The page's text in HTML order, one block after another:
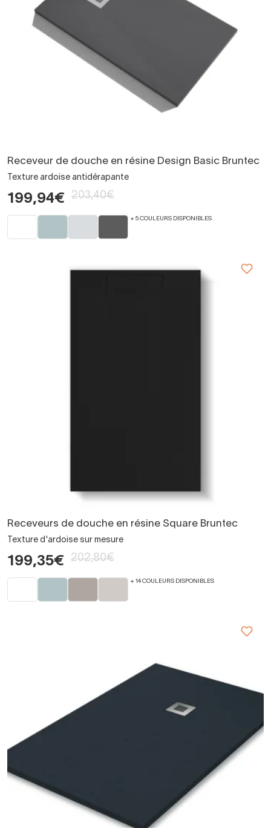
Receveur de douche en résine Design Basic Bruntec
Texture ardoise antidérapante
199,94€ 203,40€
+ 5 COULEURS DISPONIBLES
Receveurs de douche en résine Square Bruntec
Texture d'ardoise sur mesure
199,35€ 202,80€
+ 14 COULEURS DISPONIBLES